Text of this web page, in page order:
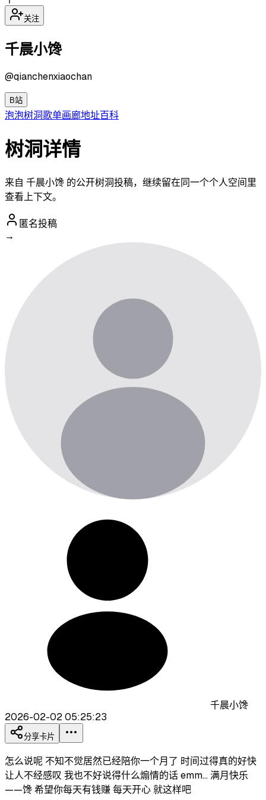
关注
千晨小馋
@qianchenxiaochan
B站
泡泡树洞歌单画廊地址百科
树洞详情
来自 千晨小馋 的公开树洞投稿，继续留在同一个个人空间里
查看上下文。
匿名投稿
→
千晨小馋
2026-02-02 05:25:23
分享卡片
怎么说呢 不知不觉居然已经陪你一个月了 时间过得真的好快
让人不经感叹 我也不好说得什么煽情的话 emm... 满月快乐
——馋 希望你每天有钱赚 每天开心 就这样吧